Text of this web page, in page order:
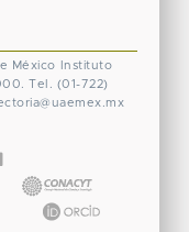
México
Instituto
Tel. (01-722)